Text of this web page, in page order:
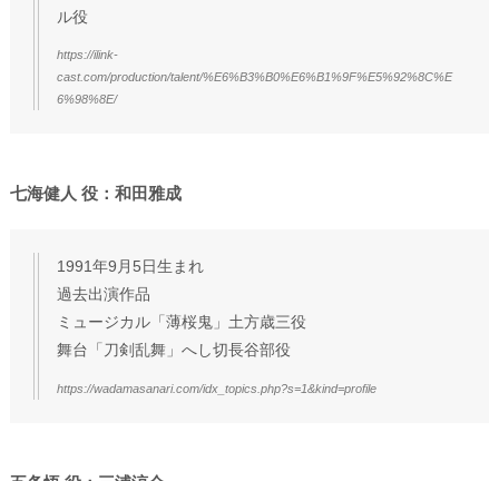
ル役
https://ilink-
cast.com/production/talent/%E6%B3%B0%E6%B1%9F%E5%92%8C%E
6%98%8E/
七海健人 役：和田雅成
1991年9月5日生まれ
過去出演作品
ミュージカル「薄桜鬼」土方歳三役
舞台「刀剣乱舞」へし切長谷部役
https://wadamasanari.com/idx_topics.php?s=1&kind=profile